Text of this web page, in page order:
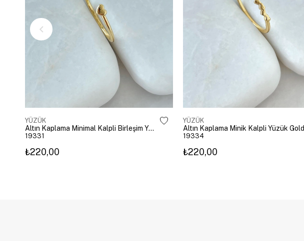
YÜZÜK
Altın Kaplama Minimal Kalpli Birleşim Yüzük Gold
19331
₺220,00
YÜZÜK
Altın Kaplama Minik Kalpli Yüzük Gold
19334
₺220,00